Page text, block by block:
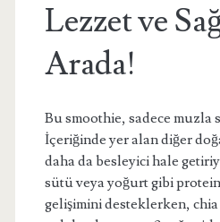
Lezzet ve
Arada!
Bu smoothie, sadece muzla
İçeriğinde yer alan diğer
daha da besleyici hale
sütü veya yoğurt gibi
gelişimini desteklerken,